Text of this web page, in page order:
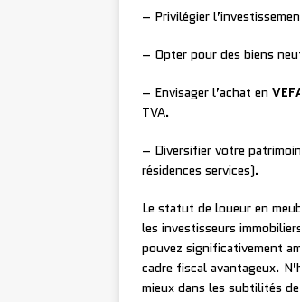
– Privilégier
– Opter pour des biens
– Envisager l’achat en
TVA.
– Diversifier votre
résidences services).
Le statut de loueur en
les investisseurs
pouvez significativement
cadre fiscal avantageux.
mieux dans les subtilités